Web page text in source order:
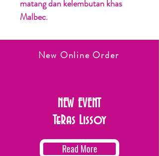
matang dan kelembutan khas
Malbec.
New Online Order
NEW EVENT
TeRas Lissoy
Read More